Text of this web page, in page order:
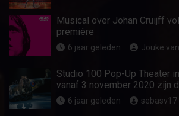
Musical over Johan Cruijff
première
6 jaar geleden Jouke
Studio 100 Pop-Up Theater
vanaf 3 november 2020 zijn
6 jaar geleden sebasv17